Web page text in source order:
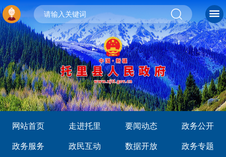
网站首页 走进托里 要闻动态 政务公开
政务服务 政民互动 数据开放 政务专题